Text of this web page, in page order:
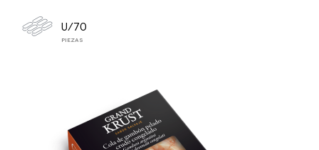
U/70
PIEZAS